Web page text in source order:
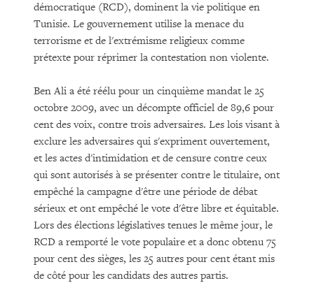
TÉLÉCHARGER
démocratique (RCD), dominent la vie politique en
Tunisie. Le gouvernement utilise la menace du
terrorisme et de l'extrémisme religieux comme
prétexte pour réprimer la contestation non violente.
Ben Ali a été réélu pour un cinquième mandat le 25
octobre 2009, avec un décompte officiel de 89,6 pour
cent des voix, contre trois adversaires. Les lois visant à
exclure les adversaires qui s'expriment ouvertement,
et les actes d'intimidation et de censure contre ceux
qui sont autorisés à se présenter contre le titulaire, ont
empêché la campagne d'être une période de débat
sérieux et ont empêché le vote d'être libre et équitable.
Lors des élections législatives tenues le même jour, le
RCD a remporté le vote populaire et a donc obtenu 75
pour cent des sièges, les 25 autres pour cent étant mis
de côté pour les candidats des autres partis.